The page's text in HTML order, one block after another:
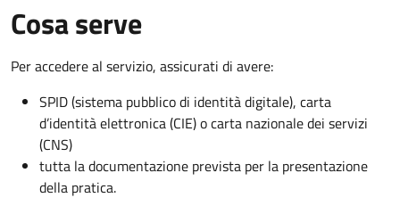
Cosa serve
Per accedere al servizio, assicurati di avere:
SPID (sistema pubblico di identità digitale), carta
d’identità elettronica (CIE) o carta nazionale dei servizi
(CNS)
tutta la documentazione prevista per la presentazione
della pratica.